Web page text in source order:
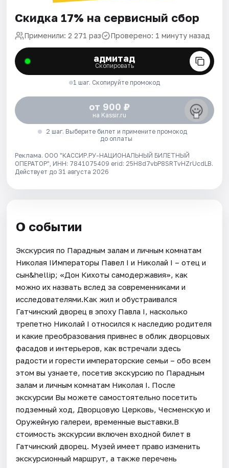
Скидка 17% на сервисный сбор
Применили: 2 271 раз Проверено: 1 минуту назад
адмитад
Скопировать
1 шаг. Скопируйте промокод
от 900 ₽
на Kassir.ru
2 шаг. Выберите билет и примените промокод
до оплаты
Реклама. ООО "КАССИР.РУ-НАЦИОНАЛЬНЫЙ БИЛЕТНЫЙ
ОПЕРАТОР", ИНН: 7841075409 erid: 25H8d7vbP8SRTvHZrUcdLB.
Действует до 31 августа 2026
О событии
Экскурсия по Парадным залам и личным комнатам
Николая IИмператоры Павел I и Николай I – отец и
сын&hellip; «Дон Кихоты самодержавия», как
можно их назвать вслед за современниками и
исследователями.Как жил и обустраивался
Гатчинский дворец в эпоху Павла I, насколько
трепетно Николай I относился к наследию родителя
и какие преобразования привнес в облик дворцовых
фасадов и интерьеров, как встречали здесь
радости и горести императорские семьи – обо всем
этом вы узнаете, посетив экскурсию по Парадным
залам и личным комнатам Николая I. После
экскурсии Вы можете самостоятельно посетить
подземный ход, Дворцовую Церковь, Чесменскую и
Оружейную галереи, временные выставки.В
стоимость экскурсии включен входной билет в
Гатчинский дворец. Музей имеет право изменить
экскурсионный маршрут, а также перечень